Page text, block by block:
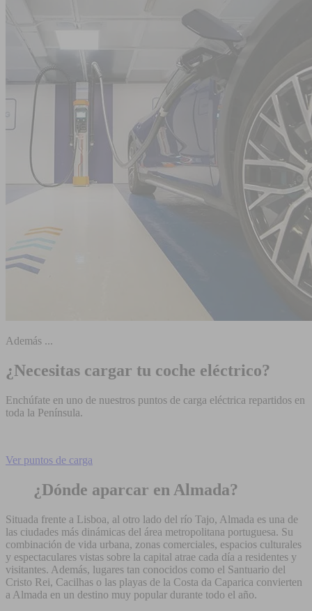
Además ...
¿Necesitas cargar tu coche eléctrico?
Enchúfate en uno de nuestros puntos de carga eléctrica repartidos en
toda la Península.
Ver puntos de carga
¿Dónde aparcar en Almada?
Situada frente a Lisboa, al otro lado del río Tajo, Almada es una de
las ciudades más dinámicas del área metropolitana portuguesa. Su
combinación de vida urbana, zonas comerciales, espacios culturales
y espectaculares vistas sobre la capital atrae cada día a residentes y
visitantes. Además, lugares tan conocidos como el Santuario del
Cristo Rei, Cacilhas o las playas de la Costa da Caparica convierten
a Almada en un destino muy popular durante todo el año.